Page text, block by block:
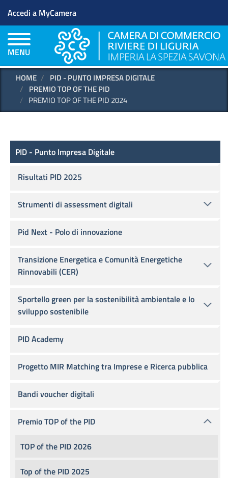
contenuto
principale
Menu profilo utente
Accedi a MyCamera
MENU
HOME
PID - PUNTO IMPRESA DIGITALE
PREMIO TOP OF THE PID
PREMIO TOP OF THE PID 2024
PID - Punto Impresa Digitale
PID - Punto Impresa Digitale
Risultati PID 2025
Strumenti di assessment digitali
Pid Next - Polo di innovazione
Transizione Energetica e Comunità Energetiche
Rinnovabili (CER)
Sportello green per la sostenibilità ambientale e lo
sviluppo sostenibile
PID Academy
Progetto MIR Matching tra Imprese e Ricerca pubblica
Bandi voucher digitali
Premio TOP of the PID
TOP of the PID 2026
Top of the PID 2025